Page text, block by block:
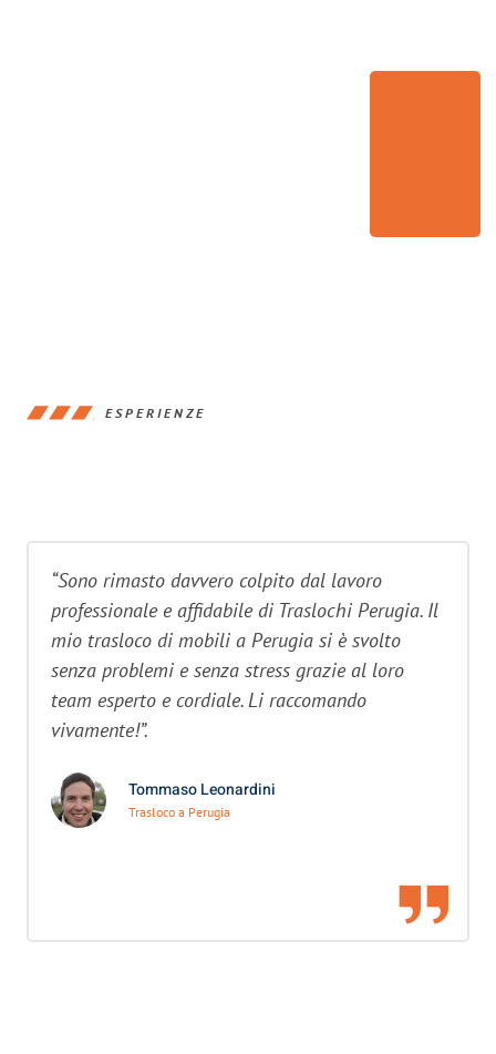
ESPERIENZE
“Sono rimasto davvero colpito dal lavoro
professionale e affidabile di Traslochi Perugia. Il
mio trasloco di mobili a Perugia si è svolto
senza problemi e senza stress grazie al loro
team esperto e cordiale. Li raccomando
vivamente!”.
Tommaso Leonardini
Trasloco a Perugia